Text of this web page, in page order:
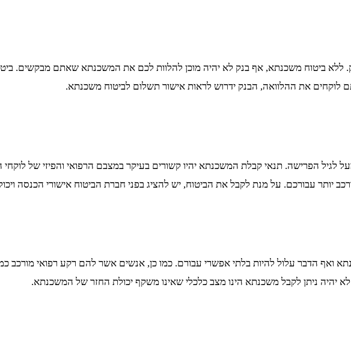
ללא ביטוח משכנתא, אף בנק לא יהיה מוכן להלוות לכם את המשכנתא שאתם מבקשים.
את ההלוואה, הבנק ידרוש לראות אישור תשלום לביטוח משכנתא.
הפרישה. תנאי קבלת המשכנתא יהיו קשורים בעיקר במצבם הרפואי והפיזי של לוקחי
יותר עבורכם. על מנת לקבל את הביטוח, יש להציג בפני חברת הביטוח אישורי הכנסה
ואף הדבר עלול להיות בלתי אפשרי עבורם. כמו כן, אנשים אשר להם רקע רפואי מורכב
ניתן לקבל משכנתא הינו מצב כלכלי שאינו משקף יכולת החזר של המשכנתא.